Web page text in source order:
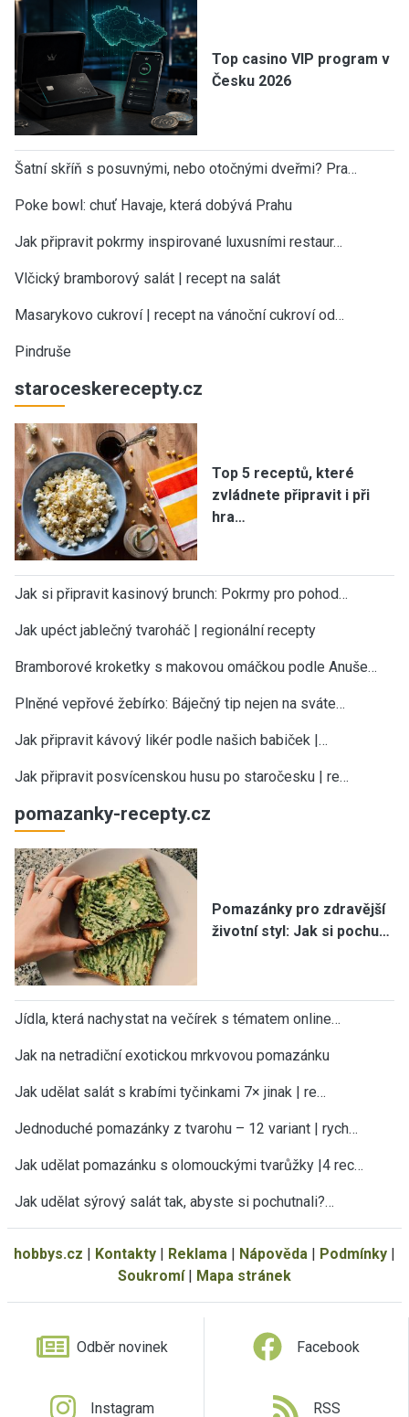
Top casino VIP program v
Česku 2026
Šatní skříň s posuvnými, nebo otočnými dveřmi? Pra…
Poke bowl: chuť Havaje, která dobývá Prahu
Jak připravit pokrmy inspirované luxusními restaur…
Vlčický bramborový salát | recept na salát
Masarykovo cukroví | recept na vánoční cukroví od…
Pindruše
staroceskerecepty.cz
Top 5 receptů, které
zvládnete připravit i při
hra…
Jak si připravit kasinový brunch: Pokrmy pro pohod…
Jak upéct jablečný tvaroháč | regionální recepty
Bramborové kroketky s makovou omáčkou podle Anuše…
Plněné vepřové žebírko: Báječný tip nejen na sváte…
Jak připravit kávový likér podle našich babiček |…
Jak připravit posvícenskou husu po staročesku | re…
pomazanky-recepty.cz
Pomazánky pro zdravější
životní styl: Jak si pochu…
Jídla, která nachystat na večírek s tématem online…
Jak na netradiční exotickou mrkvovou pomazánku
Jak udělat salát s krabími tyčinkami 7× jinak | re…
Jednoduché pomazánky z tvarohu – 12 variant | rych…
Jak udělat pomazánku s olomouckými tvarůžky |4 rec…
Jak udělat sýrový salát tak, abyste si pochutnali?…
hobbys.cz | Kontakty | Reklama | Nápověda | Podmínky |
Soukromí| Mapa stránek
Odběr novinek Facebook
Instagram RSS